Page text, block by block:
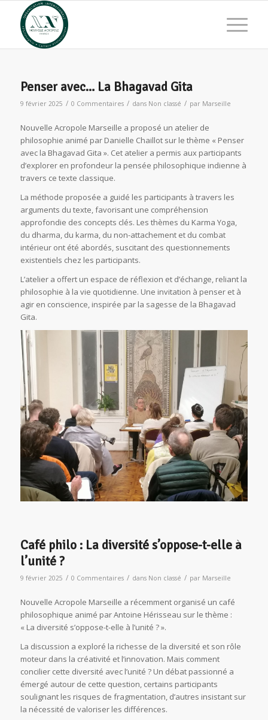
Penser avec… La Bhagavad Gita
9 février 2025 / 0 Commentaires / dans Non classé / par Marseille
Nouvelle Acropole Marseille a proposé un atelier de
philosophie animé par Danielle Chaillot sur le thème « Penser
avec la Bhagavad Gita ». Cet atelier a permis aux participants
d’explorer en profondeur la pensée philosophique indienne à
travers ce texte classique.
La méthode proposée a guidé les participants à travers les
arguments du texte, favorisant une compréhension
approfondie des concepts clés. Les thèmes du Karma Yoga,
du dharma, du karma, du non-attachement et du combat
intérieur ont été abordés, suscitant des questionnements
existentiels chez les participants.
L’atelier a offert un espace de réflexion et d’échange, reliant la
philosophie à la vie quotidienne. Une invitation à penser et à
agir en conscience, inspirée par la sagesse de la Bhagavad
Gita.
Café philo : La diversité s’oppose-t-elle à
l’unité ?
9 février 2025 / 0 Commentaires / dans Non classé / par Marseille
Nouvelle Acropole Marseille a récemment organisé un café
philosophique animé par Antoine Hérisseau sur le thème :
« La diversité s’oppose-t-elle à l’unité ? ».
La discussion a exploré la richesse de la diversité et son rôle
moteur dans la créativité et l’innovation. Mais comment
concilier cette diversité avec l’unité ? Un débat passionné a
émergé autour de cette question, certains participants
soulignant les risques de fragmentation, d’autres insistant sur
la nécessité de valoriser les différences.